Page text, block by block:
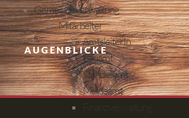
Gemeindeverwaltung
Mitarbeiter
AmtsleiterIn
Bauamt
Standesamt
Meldeamt
Finanzverwaltung
AUGENBLICKE